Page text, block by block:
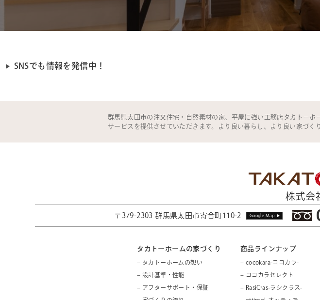
SNSでも情報を発信中！
群馬県太田市の注文住宅・自然素材の家、平屋に強い工務店タカトー
サービスを提供させていただきます。より良い暮らし、より良い家づく
〒379-2303 群馬県太田市寄合町110-2 Google Map
タカトーホームの家づくり
– タカトーホームの想い
– 設計基準・性能
– アフターサポート・保証
商品ラインナップ
– cocokara-ココカラ-
– ココカラセレクト
– RasiCras-ラシクラス-